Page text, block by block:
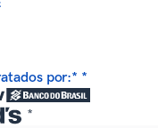
por:* *
*